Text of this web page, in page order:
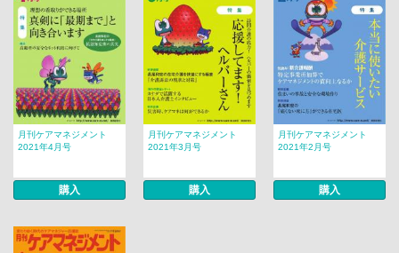
月刊ケアマネジメント
2021年4月号
購入
月刊ケアマネジメント
2021年3月号
購入
月刊ケアマネジメント
2021年2月号
購入